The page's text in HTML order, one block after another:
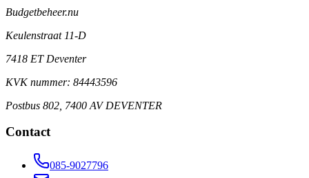
Budgetbeheer.nu
Keulenstraat 11-D
7418 ET Deventer
KVK nummer: 84443596
Postbus 802, 7400 AV DEVENTER
Contact
085-9027796